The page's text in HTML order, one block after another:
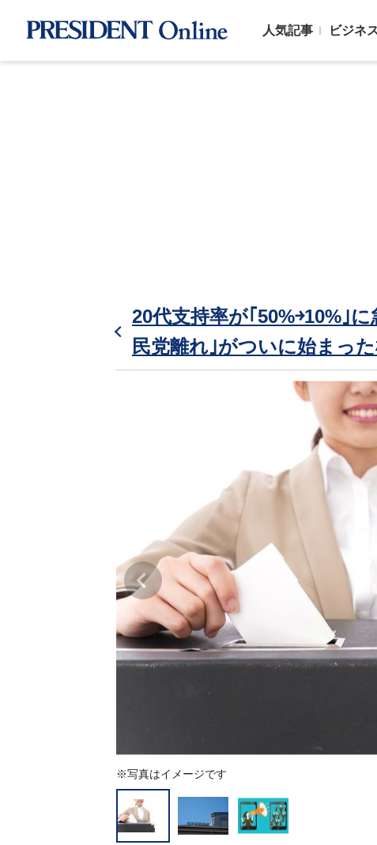
人気記事 ビジネ
20代支持率が｢50%￫10%｣
民党離れ｣がついに始まっ
※写真はイメージです